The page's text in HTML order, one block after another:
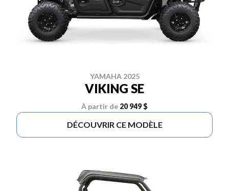
YAMAHA 2025
VIKING SE
À partir de 20 949 $
DÉCOUVRIR CE MODÈLE